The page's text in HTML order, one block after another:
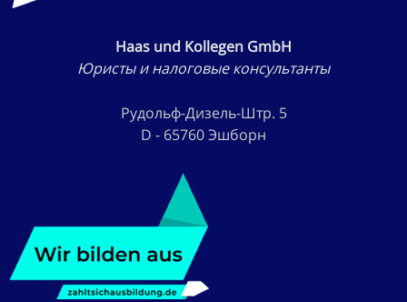
Haas und Kollegen GmbH
Юристы и налоговые консультанты
Рудольф-Дизель-Штр. 5
D - 65760 Эшборн